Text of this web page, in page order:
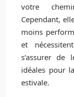
votre
Cependant,
moins
et
s’assurer de
idéales pour
estivale.